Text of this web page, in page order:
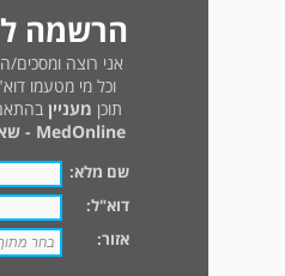
הרשמה
אני רוצה
וכל מי מטעמו
תוכן מעניין
MedOnline - שאל את הרופא
שם מלא:
דוא"ל:
אזור: